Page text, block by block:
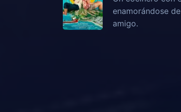
enamorándose
amigo.